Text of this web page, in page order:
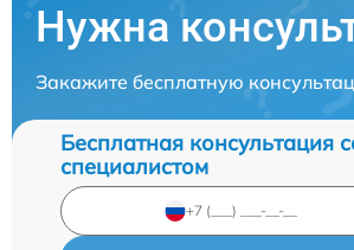
Нужна
Закажите бесплатную
Бесплатная консультация
специалистом